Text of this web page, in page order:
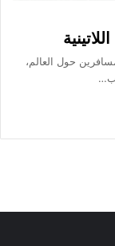
حول العالم،